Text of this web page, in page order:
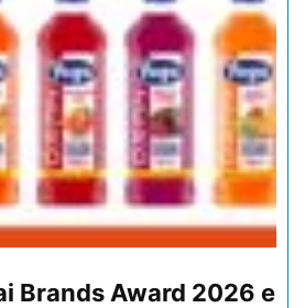
Brands Award 2026 e